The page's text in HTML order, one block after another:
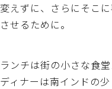
変えずに、さらにそこ
させるために。
ランチは街の小さな食
ディナーは南インドの